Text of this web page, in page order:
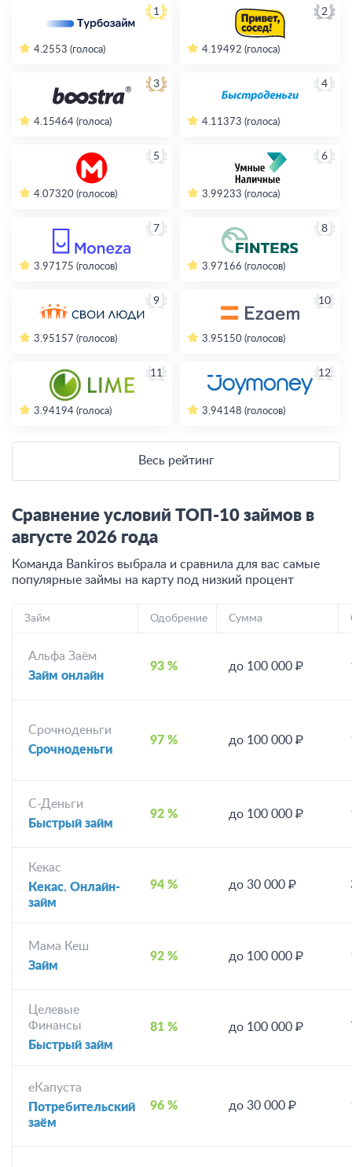
1
4.2553 (голоса)
2
4.19492 (голоса)
3
4.15464 (голоса)
4
4.11 373 (голоса)
5
4.07320 (голосов)
6
3.99233 (голоса)
7
3.97175 (голосов)
8
3.97166 (голосов)
9
3.95157 (голосов)
10
3.95150 (голосов)
11
3.94194 (голоса)
12
3.94148 (голосов)
Весь рейтинг
Сравнение условий ТОП-10 займов в
августе 2026 года
Команда Bankiros выбрала и сравнила для вас самые
популярные займы на карту под низкий процент
Займ Одобрение Сумма
Альфа Заём
Займ онлайн
93 % до 100 000 ₽
Срочноденьги
Срочноденьги
97 % до 100 000 ₽
С-Деньги
Быстрый займ
92 % до 100 000 ₽
Кекас
Кекас. Онлайн-
займ
94 % до 30 000 ₽
Мама Кеш
Займ
92 % до 100 000 ₽
Целевые
Финансы
Быстрый займ
81 % до 100 000 ₽
еКапуста
Потребительский
заём
96 % до 30 000 ₽